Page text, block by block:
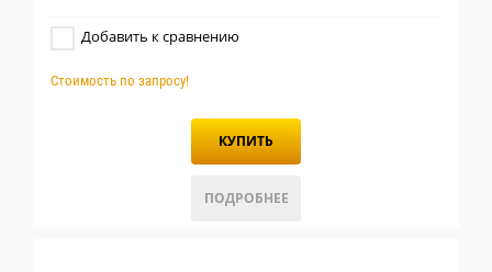
Добавить к сравнению
Стоимость по запросу!
КУПИТЬ
ПОДРОБНЕЕ